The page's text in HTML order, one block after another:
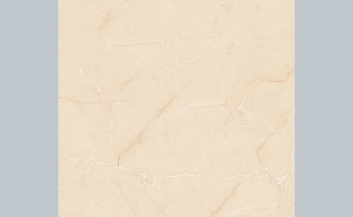
TIN SỰ KIỆN
TIN CHUYÊN MÔN
LIÊN HỆ - TƯ